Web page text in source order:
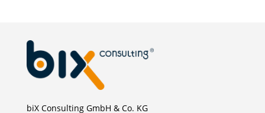
biX Consulting GmbH & Co. KG